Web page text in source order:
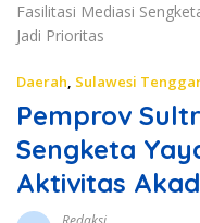
Fasilitasi Mediasi
Jadi Prioritas
Daerah, Sulawesi
Pemprov
Sengketa
Aktivitas